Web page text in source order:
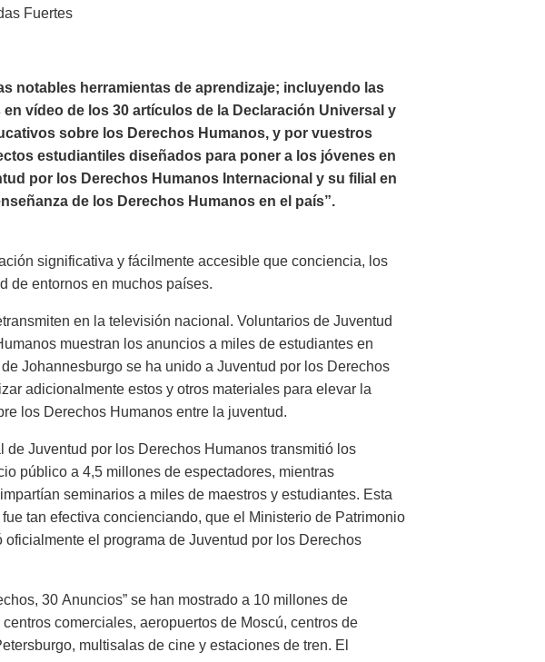
Fuertes
notables herramientas de aprendizaje; incluyendo las
vídeo de los 30 artículos de la Declaración Universal y
sobre los Derechos Humanos, y por vuestros
estudiantiles diseñados para poner a los jóvenes en
por los Derechos Humanos Internacional y su filial en
de los Derechos Humanos en el país”.
significativa y fácilmente accesible que conciencia, los
de entornos en muchos países.
en la televisión nacional. Voluntarios de Juventud
muestran los anuncios a miles de estudiantes en
Johannesburgo se ha unido a Juventud por los Derechos
adicionalmente estos y otros materiales para elevar la
los Derechos Humanos entre la juventud.
de Juventud por los Derechos Humanos transmitió los
público a 4,5 millones de espectadores, mientras
seminarios a miles de maestros y estudiantes. Esta
tan efectiva concienciando, que el Ministerio de Patrimonio
oficialmente el programa de Juventud por los Derechos
30 Anuncios” se han mostrado a 10 millones de
comerciales, aeropuertos de Moscú, centros de
multisalas de cine y estaciones de tren. El